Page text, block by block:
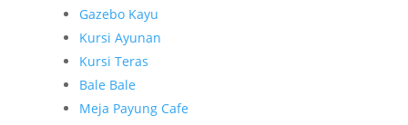
Gazebo Kayu
Kursi Ayunan
Kursi Teras
Bale Bale
Meja Payung Cafe